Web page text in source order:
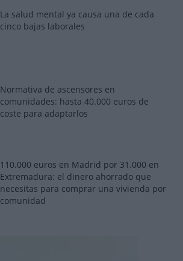
La salud mental ya causa una de cada
cinco bajas laborales
Normativa de ascensores en
comunidades: hasta 40.000 euros de
coste para adaptarlos
110.000 euros en Madrid por 31.000 en
Extremadura: el dinero ahorrado que
necesitas para comprar una vivienda por
comunidad